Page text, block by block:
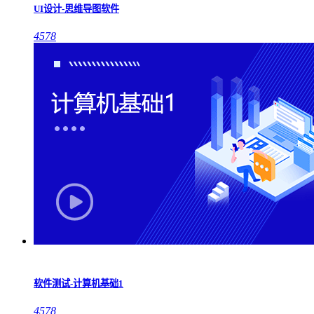
UI设计-思维导图软件
4578
软件测试-计算机基础1
4578